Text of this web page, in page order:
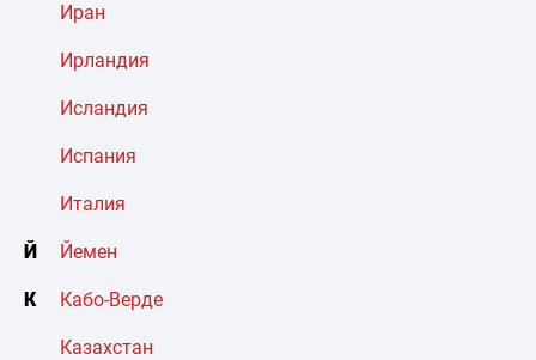
Иран
Ирландия
Исландия
Испания
Италия
Й Йемен
К Кабо-Верде
Казахстан